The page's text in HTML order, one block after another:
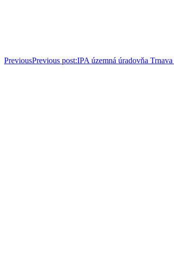
PreviousPrevious post:IPA územná úradovňa